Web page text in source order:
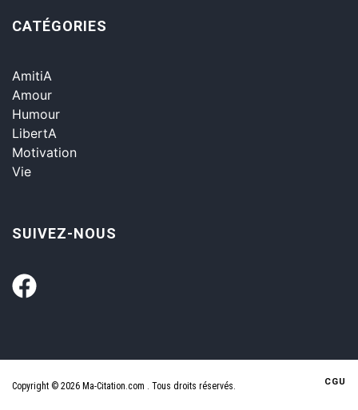
CATÉGORIES
AmitiA
Amour
Humour
LibertA
Motivation
Vie
SUIVEZ-NOUS
Copyright © 2026 Ma-Citation.com . Tous droits réservés. CGU